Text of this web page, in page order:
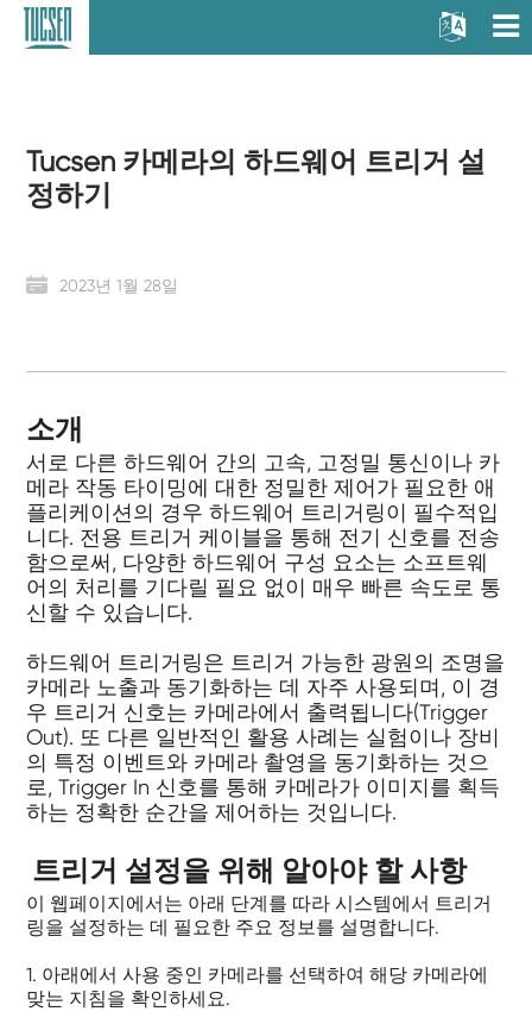
Tucsen 카메라의 하드웨어 트리거 설
정하기
2023년 1월 28일
소개
서로 다른 하드웨어 간의 고속, 고정밀 통신이나 카
메라 작동 타이밍에 대한 정밀한 제어가 필요한 애
플리케이션의 경우 하드웨어 트리거링이 필수적입
니다. 전용 트리거 케이블을 통해 전기 신호를 전송
함으로써, 다양한 하드웨어 구성 요소는 소프트웨
어의 처리를 기다릴 필요 없이 매우 빠른 속도로 통
신할 수 있습니다.
하드웨어 트리거링은 트리거 가능한 광원의 조명을
카메라 노출과 동기화하는 데 자주 사용되며, 이 경
우 트리거 신호는 카메라에서 출력됩니다(Trigger
Out). 또 다른 일반적인 활용 사례는 실험이나 장비
의 특정 이벤트와 카메라 촬영을 동기화하는 것으
로, Trigger In 신호를 통해 카메라가 이미지를 획득
하는 정확한 순간을 제어하는 ​​것입니다.
트리거 설정을 위해 알아야 할 사항
이 웹페이지에서는 아래 단계를 따라 시스템에서 트리거
링을 설정하는 데 필요한 주요 정보를 설명합니다.
1. 아래에서 사용 중인 카메라를 선택하여 해당 카메라에
맞는 지침을 확인하세요.